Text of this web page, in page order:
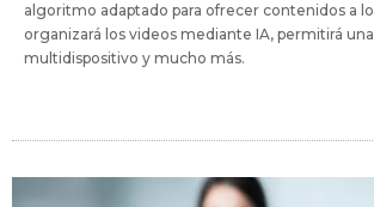
algoritmo adaptado para ofrecer contenidos a
organizará los videos mediante IA, permitirá
multidispositivo y mucho más.